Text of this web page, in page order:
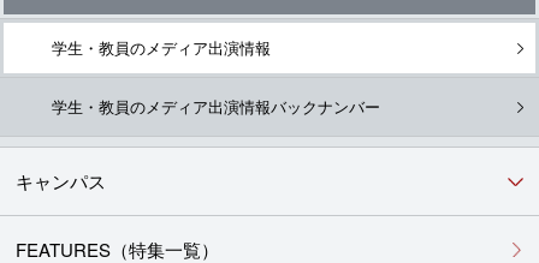
学生・教員のメディア出演情報
学生・教員のメディア出演情報バックナンバー
キャンパス
FEATURES（特集一覧）